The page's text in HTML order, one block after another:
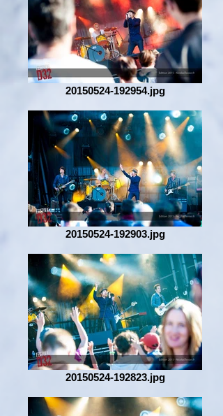
20150524-192954.jpg
20150524-192903.jpg
20150524-192823.jpg